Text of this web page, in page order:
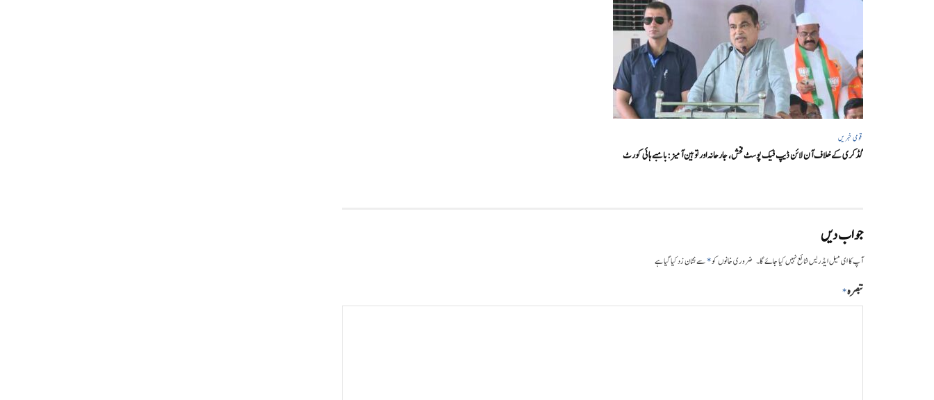
قومی خبریں
گڈکری کے خلاف آن لائن ڈیپ فیک پوسٹ فحش، جارحانہ اور توہین آمیز:بامبے ہائی کورٹ
جواب دیں
آپ کا ای میل ایڈریس شائع نہیں کیا جائے گا۔ ضروری خانوں کو*سے نشان زد کیا گیا ہے
تبصرہ*